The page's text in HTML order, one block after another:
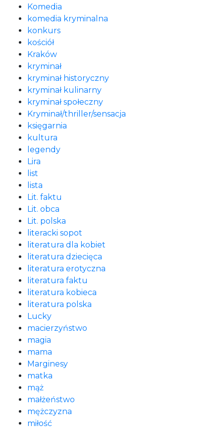
Komedia
komedia kryminalna
konkurs
kościół
Kraków
kryminał
kryminał historyczny
kryminał kulinarny
kryminał społeczny
Kryminał/thriller/sensacja
księgarnia
kultura
legendy
Lira
list
lista
Lit. faktu
Lit. obca
Lit. polska
literacki sopot
literatura dla kobiet
literatura dziecięca
literatura erotyczna
literatura faktu
literatura kobieca
literatura polska
Lucky
macierzyństwo
magia
mama
Marginesy
matka
mąż
małżeństwo
mężczyzna
miłość